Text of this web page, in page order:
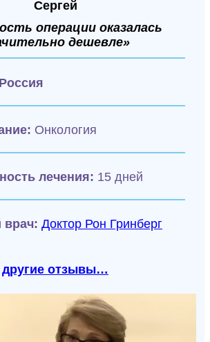
Сергей
операции оказалась
дешевле»
Россия
Онкология
лечения: 15 дней
врач: Доктор Рон Гринберг
другие отзывы…